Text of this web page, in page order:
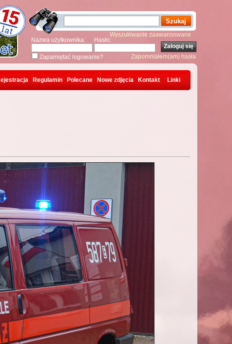
Wyszukiwanie zaawansowane
Nazwa użytkownika:
Hasło:
Zapamiętać logowanie? Zapomniałem(am) hasła
Regulamin Polecane Nowe zdjęcia Kontakt Linki